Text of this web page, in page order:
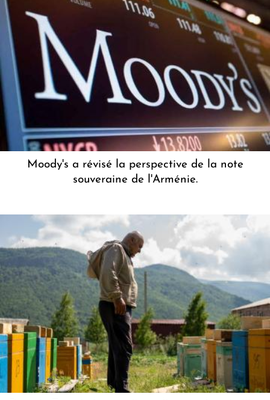
Moody's a révisé la perspective de la note
souveraine de l'Arménie.